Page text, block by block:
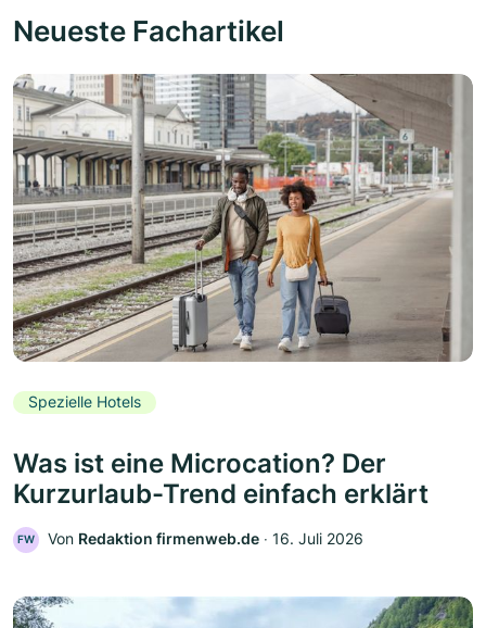
Neueste Fachartikel
Spezielle Hotels
Was ist eine Microcation? Der
Kurzurlaub-Trend einfach erklärt
FW Von Redaktion firmenweb.de ‧ 16. Juli 2026